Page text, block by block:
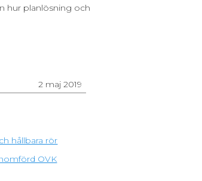
hur planlösning och
2 maj 2019
hållbara rör
OVK